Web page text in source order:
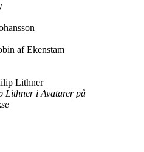
af Ekenstam
Lithner
Lithner i Avatarer på